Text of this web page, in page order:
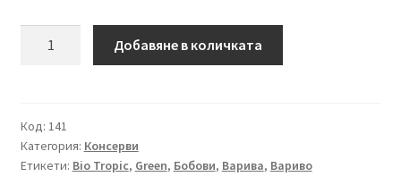
Фасул,
Green
-
Добавяне в количката
Код: 141
Категория: Консерви
Етикети: Bio Tropic, Green, Бобови, Варива, Вариво